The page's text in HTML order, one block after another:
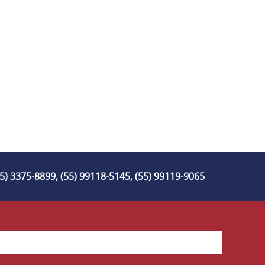
3375-8899, (55) 99118-5145, (55) 99119-9065